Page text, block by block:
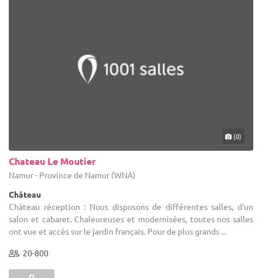
(0)
Chateau Le Moutier
Namur - Province de Namur (WNA)
Château
Château réception : Nous disposons de différentes salles, d'un
salon et cabaret. Chaleureuses et modernisées, toutes nos salles
ont vue et accès sur le jardin français. Pour de plus grands ...
20-800